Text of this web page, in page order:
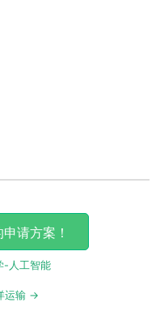
请方案！
-人工智能
运输 →